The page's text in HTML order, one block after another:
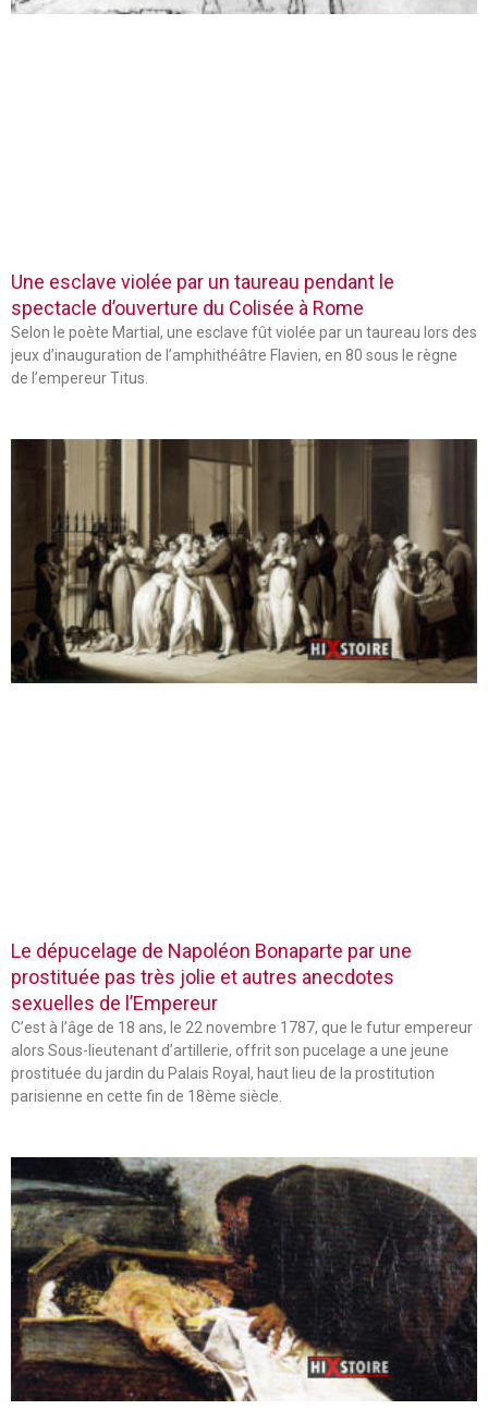
Une esclave violée par un taureau pendant le
spectacle d’ouverture du Colisée à Rome
Selon le poète Martial, une esclave fût violée par un taureau lors des
jeux d’inauguration de l’amphithéâtre Flavien, en 80 sous le règne
de l’empereur Titus.
Le dépucelage de Napoléon Bonaparte par une
prostituée pas très jolie et autres anecdotes
sexuelles de l’Empereur
C’est à l’âge de 18 ans, le 22 novembre 1787, que le futur empereur
alors Sous-lieutenant d’artillerie, offrit son pucelage a une jeune
prostituée du jardin du Palais Royal, haut lieu de la prostitution
parisienne en cette fin de 18ème siècle.